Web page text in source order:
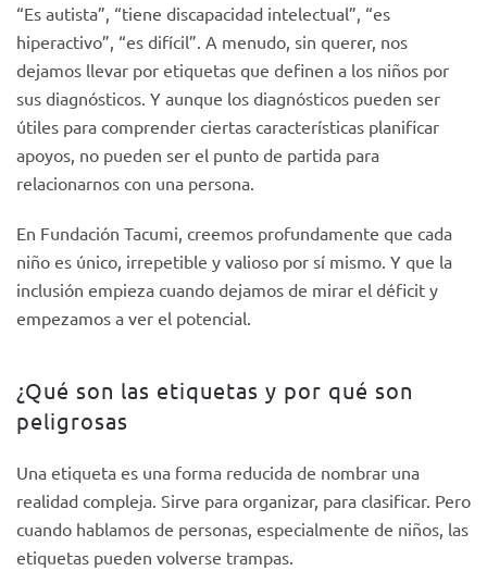
“Es autista”, “tiene discapacidad intelectual”, “es
hiperactivo”, “es difícil”. A menudo, sin querer, nos
dejamos llevar por etiquetas que definen a los niños por
sus diagnósticos. Y aunque los diagnósticos pueden ser
útiles para comprender ciertas características planificar
apoyos, no pueden ser el punto de partida para
relacionarnos con una persona.
En Fundación Tacumi, creemos profundamente que cada
niño es único, irrepetible y valioso por sí mismo. Y que la
inclusión empieza cuando dejamos de mirar el déficit y
empezamos a ver el potencial.
¿Qué son las etiquetas y por qué son
peligrosas
Una etiqueta es una forma reducida de nombrar una
realidad compleja. Sirve para organizar, para clasificar. Pero
cuando hablamos de personas, especialmente de niños, las
etiquetas pueden volverse trampas.